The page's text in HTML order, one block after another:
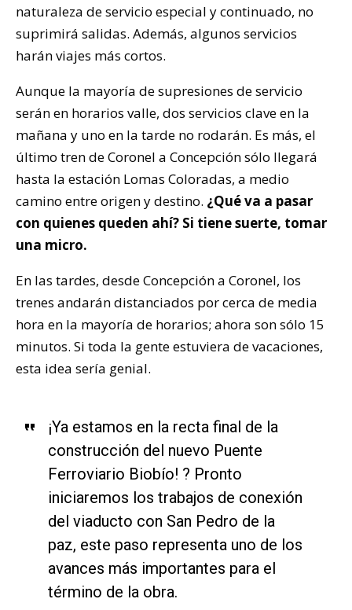
naturaleza de servicio especial y continuado, no
suprimirá salidas. Además, algunos servicios
harán viajes más cortos.
Aunque la mayoría de supresiones de servicio
serán en horarios valle, dos servicios clave en la
mañana y uno en la tarde no rodarán. Es más, el
último tren de Coronel a Concepción sólo llegará
hasta la estación Lomas Coloradas, a medio
camino entre origen y destino. ¿Qué va a pasar
con quienes queden ahí? Si tiene suerte, tomar
una micro.
En las tardes, desde Concepción a Coronel, los
trenes andarán distanciados por cerca de media
hora en la mayoría de horarios; ahora son sólo 15
minutos. Si toda la gente estuviera de vacaciones,
esta idea sería genial.
¡Ya estamos en la recta final de la
construcción del nuevo Puente
Ferroviario Biobío! ? Pronto
iniciaremos los trabajos de conexión
del viaducto con San Pedro de la
paz, este paso representa uno de los
avances más importantes para el
término de la obra.